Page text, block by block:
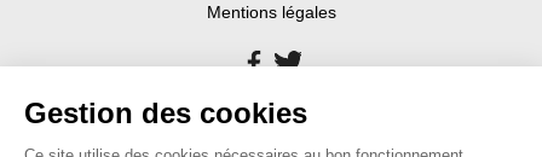
Mentions légales
Gestion des cookies